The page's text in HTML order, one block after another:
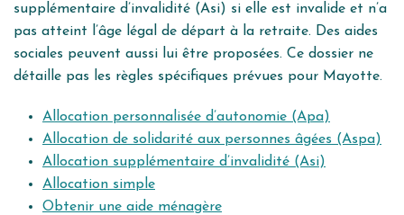
supplémentaire d’invalidité (Asi) si elle est invalide et n’a
pas atteint l’âge légal de départ à la retraite. Des aides
sociales peuvent aussi lui être proposées. Ce dossier ne
détaille pas les règles spécifiques prévues pour Mayotte.
Allocation personnalisée d’autonomie (Apa)
Allocation de solidarité aux personnes âgées (Aspa)
Allocation supplémentaire d’invalidité (Asi)
Allocation simple
Obtenir une aide ménagère